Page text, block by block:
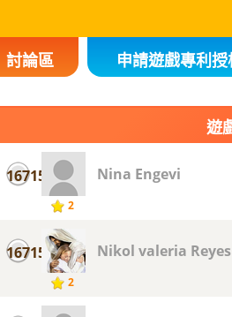
討論區 申請遊戲專利授
遊
16715
2
Nina Engevi
16715
2
Nikol valeria